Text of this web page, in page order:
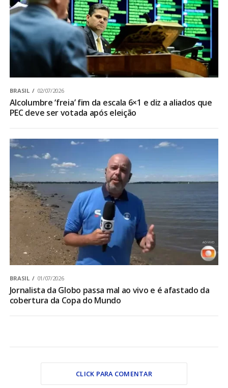
BRASIL 02/07/2026
Alcolumbre ‘freia’ fim da escala 6×1 e diz a aliados que
PEC deve ser votada após eleição
BRASIL 01/07/2026
Jornalista da Globo passa mal ao vivo e é afastado da
cobertura da Copa do Mundo
CLICK PARA COMENTAR